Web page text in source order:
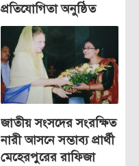
প্রতিযোগিতা অনুষ্ঠিত
জাতীয় সংসদের সংরক্ষিত
নারী আসনে সম্ভাব্য প্রার্থী
মেহেরপুরের রাফিজা